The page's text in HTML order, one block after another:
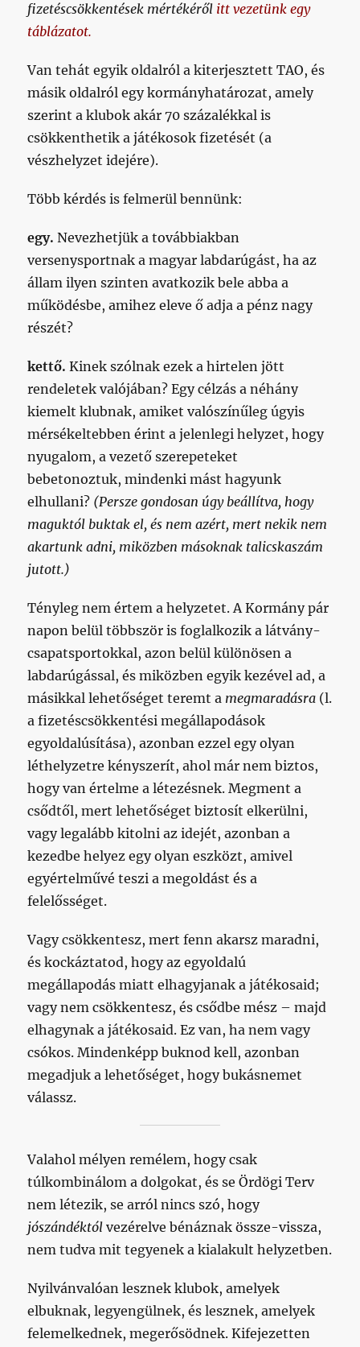
fizetéscsökkentések mértékéről itt vezetünk egy
táblázatot.
Van tehát egyik oldalról a kiterjesztett TAO, és
másik oldalról egy kormányhatározat, amely
szerint a klubok akár 70 százalékkal is
csökkenthetik a játékosok fizetését (a
vészhelyzet idejére).
Több kérdés is felmerül bennünk:
egy. Nevezhetjük a továbbiakban
versenysportnak a magyar labdarúgást, ha az
állam ilyen szinten avatkozik bele abba a
működésbe, amihez eleve ő adja a pénz nagy
részét?
kettő. Kinek szólnak ezek a hirtelen jött
rendeletek valójában? Egy célzás a néhány
kiemelt klubnak, amiket valószínűleg úgyis
mérsékeltebben érint a jelenlegi helyzet, hogy
nyugalom, a vezető szerepeteket
bebetonoztuk, mindenki mást hagyunk
elhullani? (Persze gondosan úgy beállítva, hogy
maguktól buktak el, és nem azért, mert nekik nem
akartunk adni, miközben másoknak talicskaszám
jutott.)
Tényleg nem értem a helyzetet. A Kormány pár
napon belül többször is foglalkozik a látvány-
csapatsportokkal, azon belül különösen a
labdarúgással, és miközben egyik kezével ad, a
másikkal lehetőséget teremt a megmaradásra (l.
a fizetéscsökkentési megállapodások
egyoldalúsítása), azonban ezzel egy olyan
léthelyzetre kényszerít, ahol már nem biztos,
hogy van értelme a létezésnek. Megment a
csődtől, mert lehetőséget biztosít elkerülni,
vagy legalább kitolni az idejét, azonban a
kezedbe helyez egy olyan eszközt, amivel
egyértelművé teszi a megoldást és a
felelősséget.
Vagy csökkentesz, mert fenn akarsz maradni,
és kockáztatod, hogy az egyoldalú
megállapodás miatt elhagyjanak a játékosaid;
vagy nem csökkentesz, és csődbe mész – majd
elhagynak a játékosaid. Ez van, ha nem vagy
csókos. Mindenképp buknod kell, azonban
megadjuk a lehetőséget, hogy bukásnemet
válassz.
Valahol mélyen remélem, hogy csak
túlkombinálom a dolgokat, és se Ördögi Terv
nem létezik, se arról nincs szó, hogy
jószándéktól vezérelve bénáznak össze-vissza,
nem tudva mit tegyenek a kialakult helyzetben.
Nyilvánvalóan lesznek klubok, amelyek
elbuknak, legyengülnek, és lesznek, amelyek
felemelkednek, megerősödnek. Kifejezetten